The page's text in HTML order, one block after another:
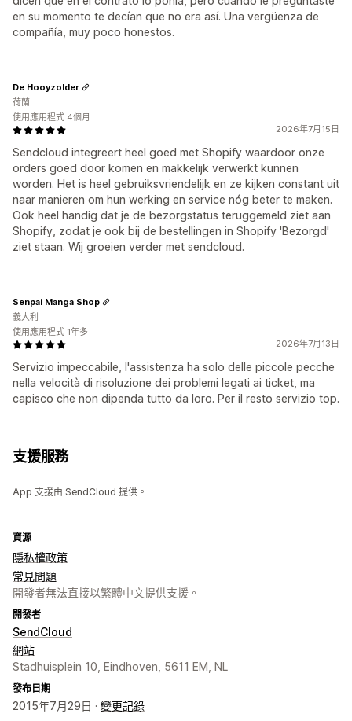
en su momento te decían que no era así. Una vergüenza de
compañía, muy poco honestos.
2026年7月15日
Sendcloud integreert heel goed met Shopify waardoor onze
orders goed door komen en makkelijk verwerkt kunnen
worden. Het is heel gebruiksvriendelijk en ze kijken constant uit
naar manieren om hun werking en service nóg beter te maken.
Ook heel handig dat je de bezorgstatus teruggemeld ziet aan
Shopify, zodat je ook bij de bestellingen in Shopify 'Bezorgd'
ziet staan. Wij groeien verder met sendcloud.
De Hooyzolder
荷蘭
使用應用程式 4個月
2026年7月13日
Servizio impeccabile, l'assistenza ha solo delle piccole pecche
nella velocità di risoluzione dei problemi legati ai ticket, ma
capisco che non dipenda tutto da loro. Per il resto servizio top.
Senpai Manga Shop
義大利
使用應用程式 1年多
支援服務
App 支援由 SendCloud 提供。
資源
隱私權政策
常見問題
開發者無法直接以繁體中文提供支援。
開發者
SendCloud
網站
Stadhuisplein 10, Eindhoven, 5611 EM, NL
發布日期
2015年7月29日 · 變更記錄